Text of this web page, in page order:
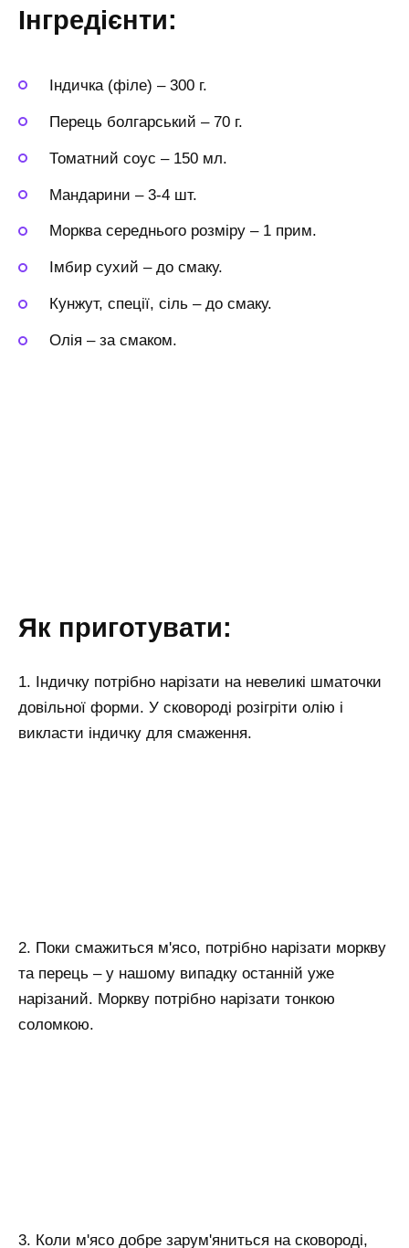
Інгредієнти:
Індичка (філе) – 300 г.
Перець болгарський – 70 г.
Томатний соус – 150 мл.
Мандарини – 3-4 шт.
Морква середнього розміру – 1 прим.
Імбир сухий – до смаку.
Кунжут, спеції, сіль – до смаку.
Олія – за смаком.
Як приготувати:
1. Індичку потрібно нарізати на невеликі шматочки
довільної форми. У сковороді розігріти олію і
викласти індичку для смаження.
2. Поки смажиться м'ясо, потрібно нарізати моркву
та перець – у нашому випадку останній уже
нарізаний. Моркву потрібно нарізати тонкою
соломкою.
3. Коли м'ясо добре зарум'яниться на сковороді,